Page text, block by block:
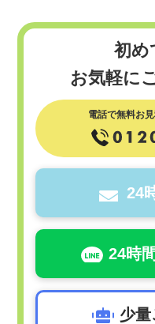
初め
お気軽に
電話で無料お
24
24時
少